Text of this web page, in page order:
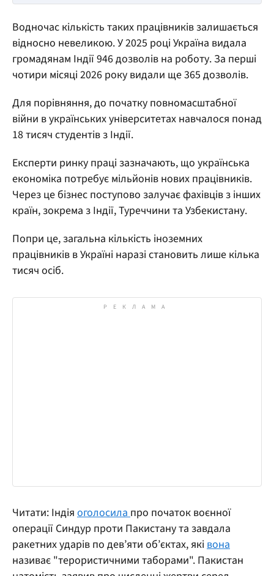
Водночас кількість таких працівників залишається
відносно невеликою. У 2025 році Україна видала
громадянам Індії 946 дозволів на роботу. За перші
чотири місяці 2026 року видали ще 365 дозволів.
Для порівняння, до початку повномасштабної
війни в українських університетах навчалося понад
18 тисяч студентів з Індії.
Експерти ринку праці зазначають, що українська
економіка потребує мільйонів нових працівників.
Через це бізнес поступово залучає фахівців з інших
країн, зокрема з Індії, Туреччини та Узбекистану.
Попри це, загальна кількість іноземних
працівників в Україні наразі становить лише кілька
тисяч осіб.
Читати: Індія оголосилапро початок воєнної
операції Синдур проти Пакистану та завдала
ракетних ударів по дев’яти об’єктах, яківона
називає "терористичними таборами". Пакистан